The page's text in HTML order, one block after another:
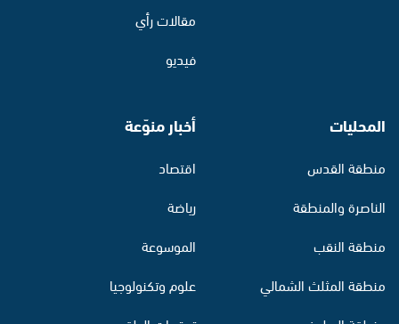
مقالات رأي
فيديو
المحليات
منطقة القدس
الناصرة والمنطقة
منطقة النقب
منطقة المثلث الشمالي
أخبار منوّعة
اقتصاد
رياضة
الموسوعة
علوم وتكنولوجيا